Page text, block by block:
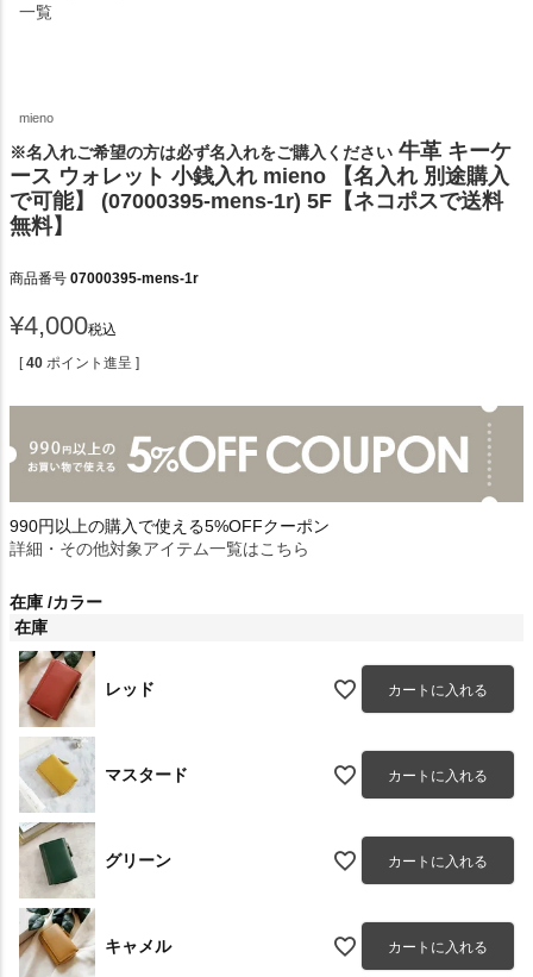
一覧
mieno
※名入れご希望の方は必ず名入れをご購入ください 牛革 キーケ
ース ウォレット 小銭入れ mieno 【名入れ 別途購入
で可能】 (07000395-mens-1r) 5F【ネコポスで送料
無料】
商品番号 07000395-mens-1r
¥4,000税込
[ 40 ポイント進呈 ]
990円以上の購入で使える5%OFFクーポン
詳細・その他対象アイテム一覧はこちら
在庫 カラー
在庫
レッド カートに入れる
マスタード カートに入れる
グリーン カートに入れる
キャメル カートに入れる